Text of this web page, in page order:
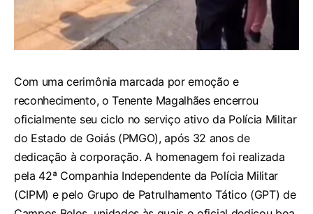
Com uma cerimônia marcada por emoção e
reconhecimento, o Tenente Magalhães encerrou
oficialmente seu ciclo no serviço ativo da Polícia Militar
do Estado de Goiás (PMGO), após 32 anos de
dedicação à corporação. A homenagem foi realizada
pela 42ª Companhia Independente da Polícia Militar
(CIPM) e pelo Grupo de Patrulhamento Tático (GPT) de